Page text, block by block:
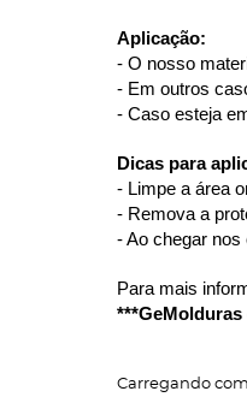
Aplicação:
- O nosso
- Em outros
- Caso esteja
Dicas para
- Limpe a área
- Remova a
- Ao chegar
Para mais
***GeMolduras
Carregando